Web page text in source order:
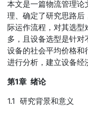
本文是一篇物流管理论
理、确定了研究思路
际运作流程，对其选
多，且设备选型是针
设备的社会平均价格和
进行分析，建立设备经
第1章 绪论
1.1 研究背景和意义